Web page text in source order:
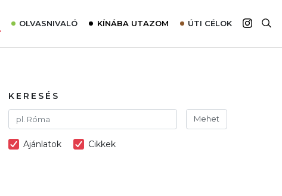
OLVASNIVALÓ
Interjú
Élménybeszámolók
KÍNÁBA UTAZOM ÚTI CÉLOK
Ausztrália
KERESÉS
Mehet
Ajánlatok Cikkek